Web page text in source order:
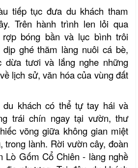
tiếp tục đưa du khách tham
Trên hành trình len lỏi qua
rợp bóng bần và lục bình trôi
ghé thăm làng nuôi cá bè,
dừa tươi và lắng nghe những
lịch sử, văn hóa của vùng đất
du khách có thể tự tay hái và
trái chín ngay tại vườn, thư
võng giữa không gian miệt
trong lành. Rời vườn cây, đoàn
Lò Gốm Cổ Chiên - làng nghề